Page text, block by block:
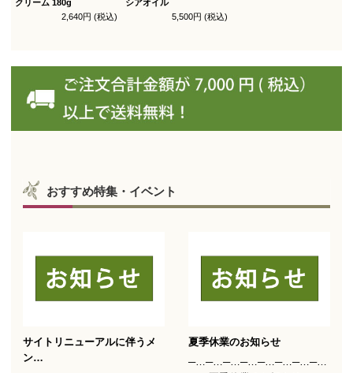
クリーム 180g
2,640円 (税込)
シアオイル
5,500円 (税込)